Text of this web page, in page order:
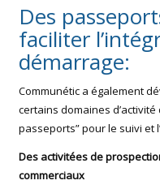
Des
faciliter
démarrage:
Communétic a également
certains domaines
passeports” pour le suivi et
Des activitées de
commerciaux